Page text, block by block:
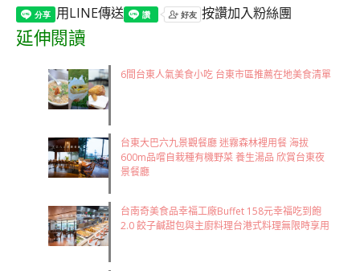
用LINE傳送 按讚加入粉絲團
延伸閱讀
6間台東人氣美食小吃 台東市區推薦在地美食清單
台東大巴六九景觀餐廳 迷霧森林裡用餐 海拔
600m品嚐自栽種有機野菜 養生湯品 欣賞台東夜
景餐廳
台南奇美食品幸福工廠Buffet 158元幸福吃到飽
2.0 餃子鹹甜包與主廚料理台港式料理無限時享用